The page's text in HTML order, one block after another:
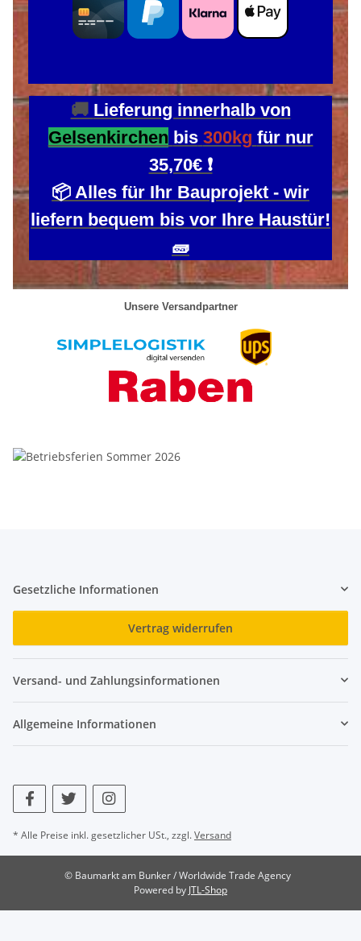
🚚 Lieferung innerhalb von
Gelsenkirchen bis 300kg für nur
35,70€ ❗
📦 Alles für Ihr Bauprojekt - wir
liefern bequem bis vor Ihre Haustür!
🧱
Unsere Versandpartner
Gesetzliche Informationen
Vertrag widerrufen
Versand- und Zahlungsinformationen
Allgemeine Informationen
* Alle Preise inkl. gesetzlicher USt., zzgl.Versand
© Baumarkt am Bunker / Worldwide Trade Agency
Powered by JTL-Shop